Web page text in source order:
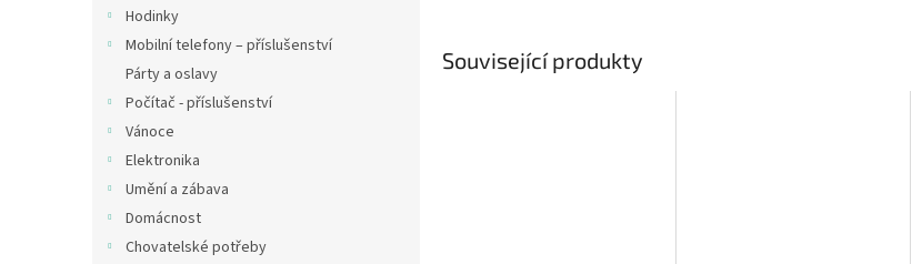
Hodinky
Mobilní telefony – příslušenství
Párty a oslavy
Počítač - příslušenství
Vánoce
Elektronika
Umění a zábava
Domácnost
Chovatelské potřeby
Související produkty